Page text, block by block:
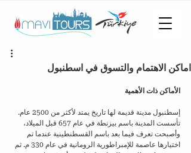
اماكن الاهتمام والتسوق في اسطنبول
الأماكن ذات الأهمية
إسطنبول مدينة قديمة لها تاريخ يمتد لأكثر من 2500 عام.
تأسست المدينة باسم بيزنطة في عام 657 قبل الميلاد،
وأصبحت تعرف فيما بعد باسم القسطنطينية عندما تم
اختيارها عاصمة للإمبراطورية الرومانية في عام 330 م. ثم